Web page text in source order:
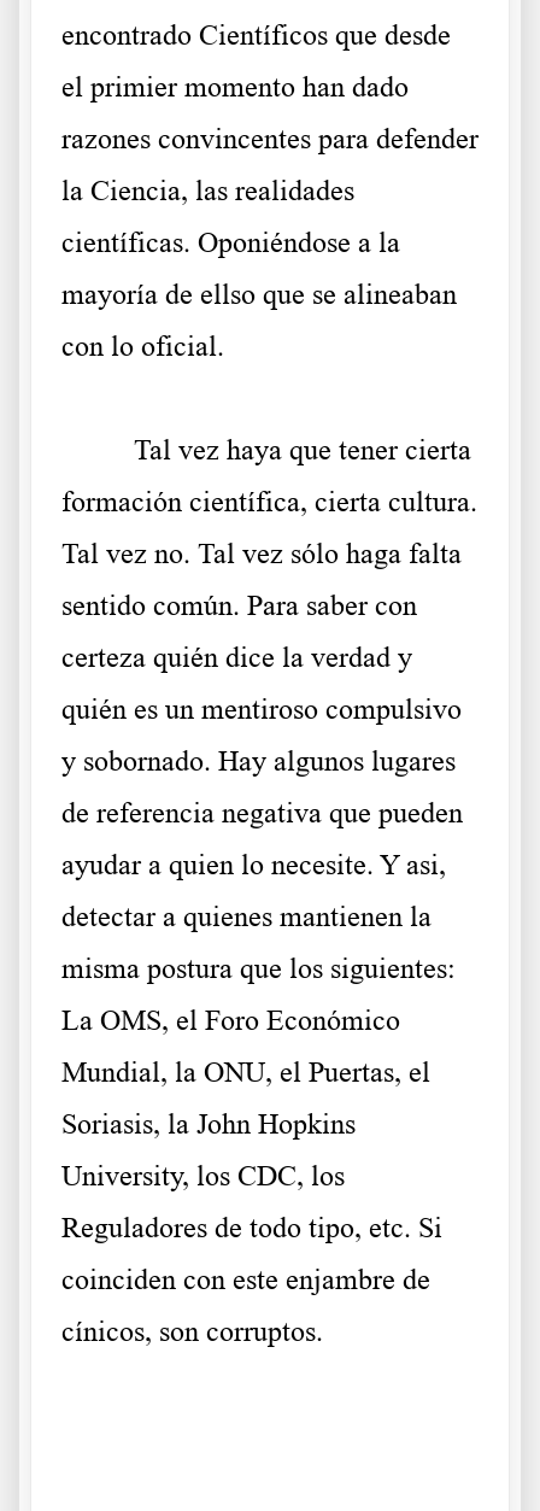
encontrado Científicos que desde
el primier momento han dado
razones convincentes para defender
la Ciencia, las realidades
científicas. Oponiéndose a la
mayoría de ellso que se alineaban
con lo oficial.
Tal vez haya que tener cierta
formación científica, cierta cultura.
Tal vez no. Tal vez sólo haga falta
sentido común. Para saber con
certeza quién dice la verdad y
quién es un mentiroso compulsivo
y sobornado. Hay algunos lugares
de referencia negativa que pueden
ayudar a quien lo necesite. Y asi,
detectar a quienes mantienen la
misma postura que los siguientes:
La OMS, el Foro Económico
Mundial, la ONU, el Puertas, el
Soriasis, la John Hopkins
University, los CDC, los
Reguladores de todo tipo, etc. Si
coinciden con este enjambre de
cínicos, son corruptos.